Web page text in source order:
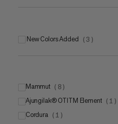
New Colors Added ( 3 )
Mammut ( 8 )
Mammut DRY Expedition ( 3
Mammut DRY Tour
Ajungilak® OTITM Element ( 1 )
Cordura ( 1 )